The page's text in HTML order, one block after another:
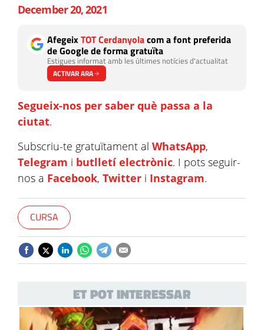
December 20, 2021
AfegeixTOT Cerdanyolacom a font preferida
de Google de forma gratuïta
Estigues informat amb les últimes notícies d'actualitat
ACTIVAR ARA
Segueix-nos per saber què passa a la
ciutat.
Subscriu-te gratuïtament al WhatsApp,
Telegram i butlletí electrònic. I pots seguir-
nos a Facebook, Twitter i Instagram.
CURSA
ET POT INTERESSAR